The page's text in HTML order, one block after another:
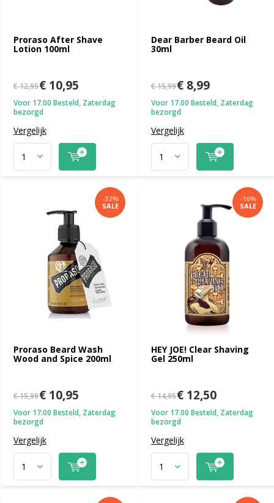
Proraso After Shave
Lotion 100ml
€ 12,95€ 10,95
Voor 17.00 Besteld, Zaterdag
bezorgd
Vergelijk
Dear Barber Beard Oil
30ml
€ 15,99€ 8,99
Voor 17.00 Besteld, Zaterdag
bezorgd
Vergelijk
Proraso Beard Wash
Wood and Spice 200ml
-32%
SALE
€ 15,99€ 10,95
Voor 17.00 Besteld, Zaterdag
bezorgd
Vergelijk
HEY JOE! Clear Shaving
Gel 250ml
-16%
SALE
€ 14,95€ 12,50
Voor 17.00 Besteld, Zaterdag
bezorgd
Vergelijk